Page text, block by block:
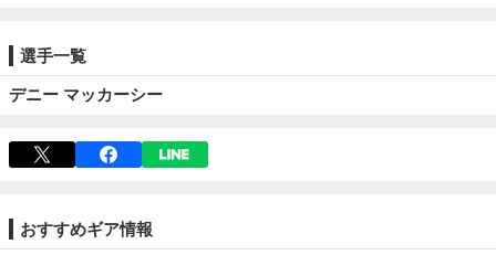
選手一覧
デニー マッカーシー
おすすめギア情報